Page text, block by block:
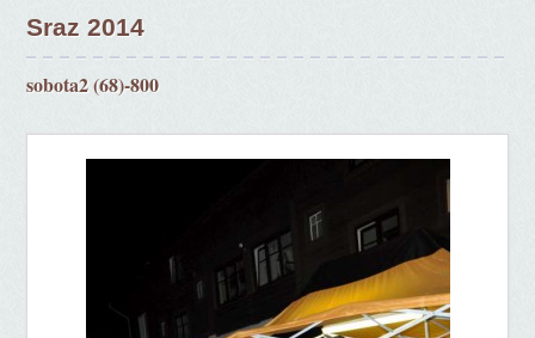
Sraz 2014
sobota2 (68)-800